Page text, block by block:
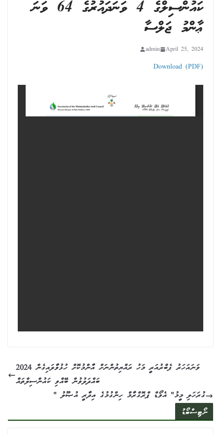
ކައުންސިލްގެ 4 ވަނަދައުރުގެ 64 ވަނަ
ޢާންމު ޖަލްސާ
April 25, 2024
admin
Download (PDF)
2024 ވަނައަހަރު ފެބްރުއަރީ މަހު ރައްޔިތުންނަށް އާންމުކޮށް ހުޅުވާލައިގެން
ބައްދަލުވުން ބޭއްވި ކައުންސިލްތައް
" ގުރަހަލި މީމު" އެވޯޑް ޕްރޮގްރާމް ހިންގުމުގެ އިދާރީ އުޞޫލު
ނޯޓިސްބޯޑު